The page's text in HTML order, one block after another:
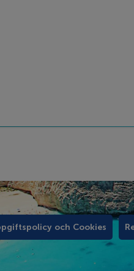
och Cookies